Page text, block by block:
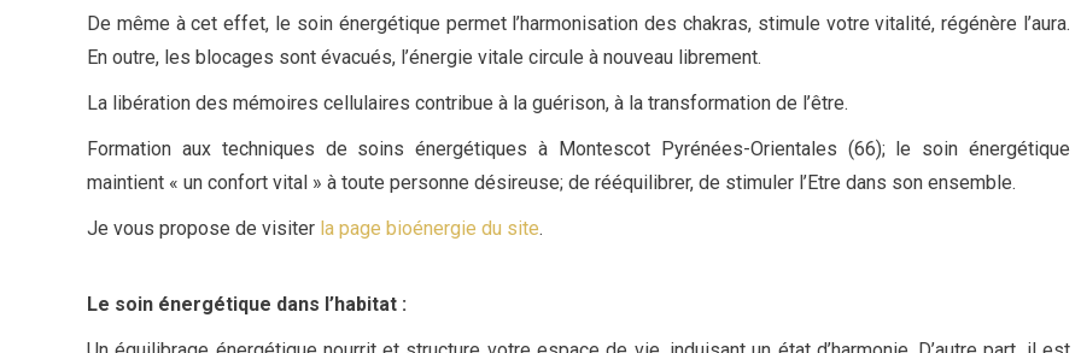
De même à cet effet, le soin énergétique permet l’harmonisation des chakras, stimule votre vitalité, régénère l’aura.
En outre, les blocages sont évacués, l’énergie vitale circule à nouveau librement.
La libération des mémoires cellulaires contribue à la guérison, à la transformation de l’être.
Formation aux techniques de soins énergétiques à Montescot Pyrénées-Orientales (66); le soin énergétique
maintient « un confort vital » à toute personne désireuse; de rééquilibrer, de stimuler l’Etre dans son ensemble.
Je vous propose de visiter la page bioénergie du site.
Le soin énergétique dans l’habitat :